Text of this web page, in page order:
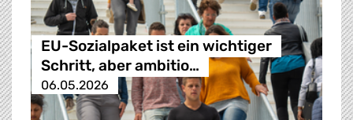
EU-Sozialpaket ist ein wichtiger
Schritt, aber ambitio…
06.05.2026